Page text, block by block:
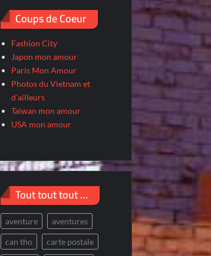
Coups de Coeur
Fashion City
Japon mon amour
Paris Mon Amour
Photos du Vietnam et
d'ailleurs
Taiwan mon amour
USA mon amour
Tout tout tout …
aventure aventures
can tho carte postale